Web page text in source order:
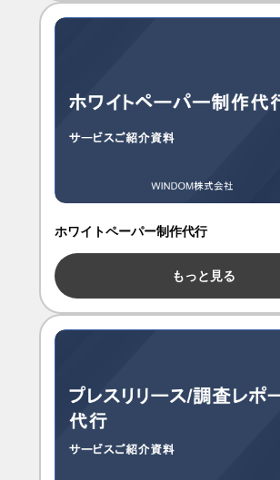
ホワイトペーパー制作代行
もっと見る